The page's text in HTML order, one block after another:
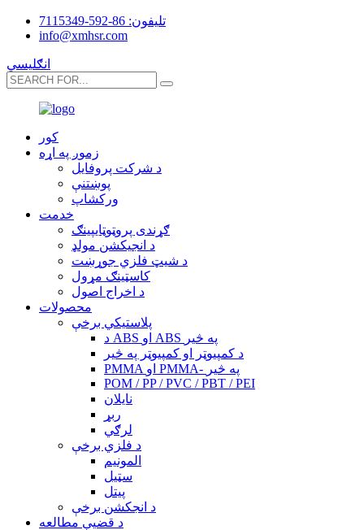
تلیفون: 86-592-7115349
info@xmhsr.com
انګلیسي
کور
زموږ په اړه
د شرکت پروفایل
پوښتنې
ورکشاپ
خدمت
ګړندی پروټوټایپینګ
د انجیکشن مولډ
د شیټ فلزي جوړښت
کاسټینګ مړول
د اخراج اصول
محصولات
پلاستيکي برخې
د ABS او ABS په څیر
د کمپیوټر او کمپیوټر په څیر
PMMA او PMMA- په څیر
POM / PP / PVC / PBT / PEI
نایلان
ربړ
لرګي
د فلزي برخې
المونیم
سټیل
پیتل
د انجکشن برخې
د قضیې مطالعه